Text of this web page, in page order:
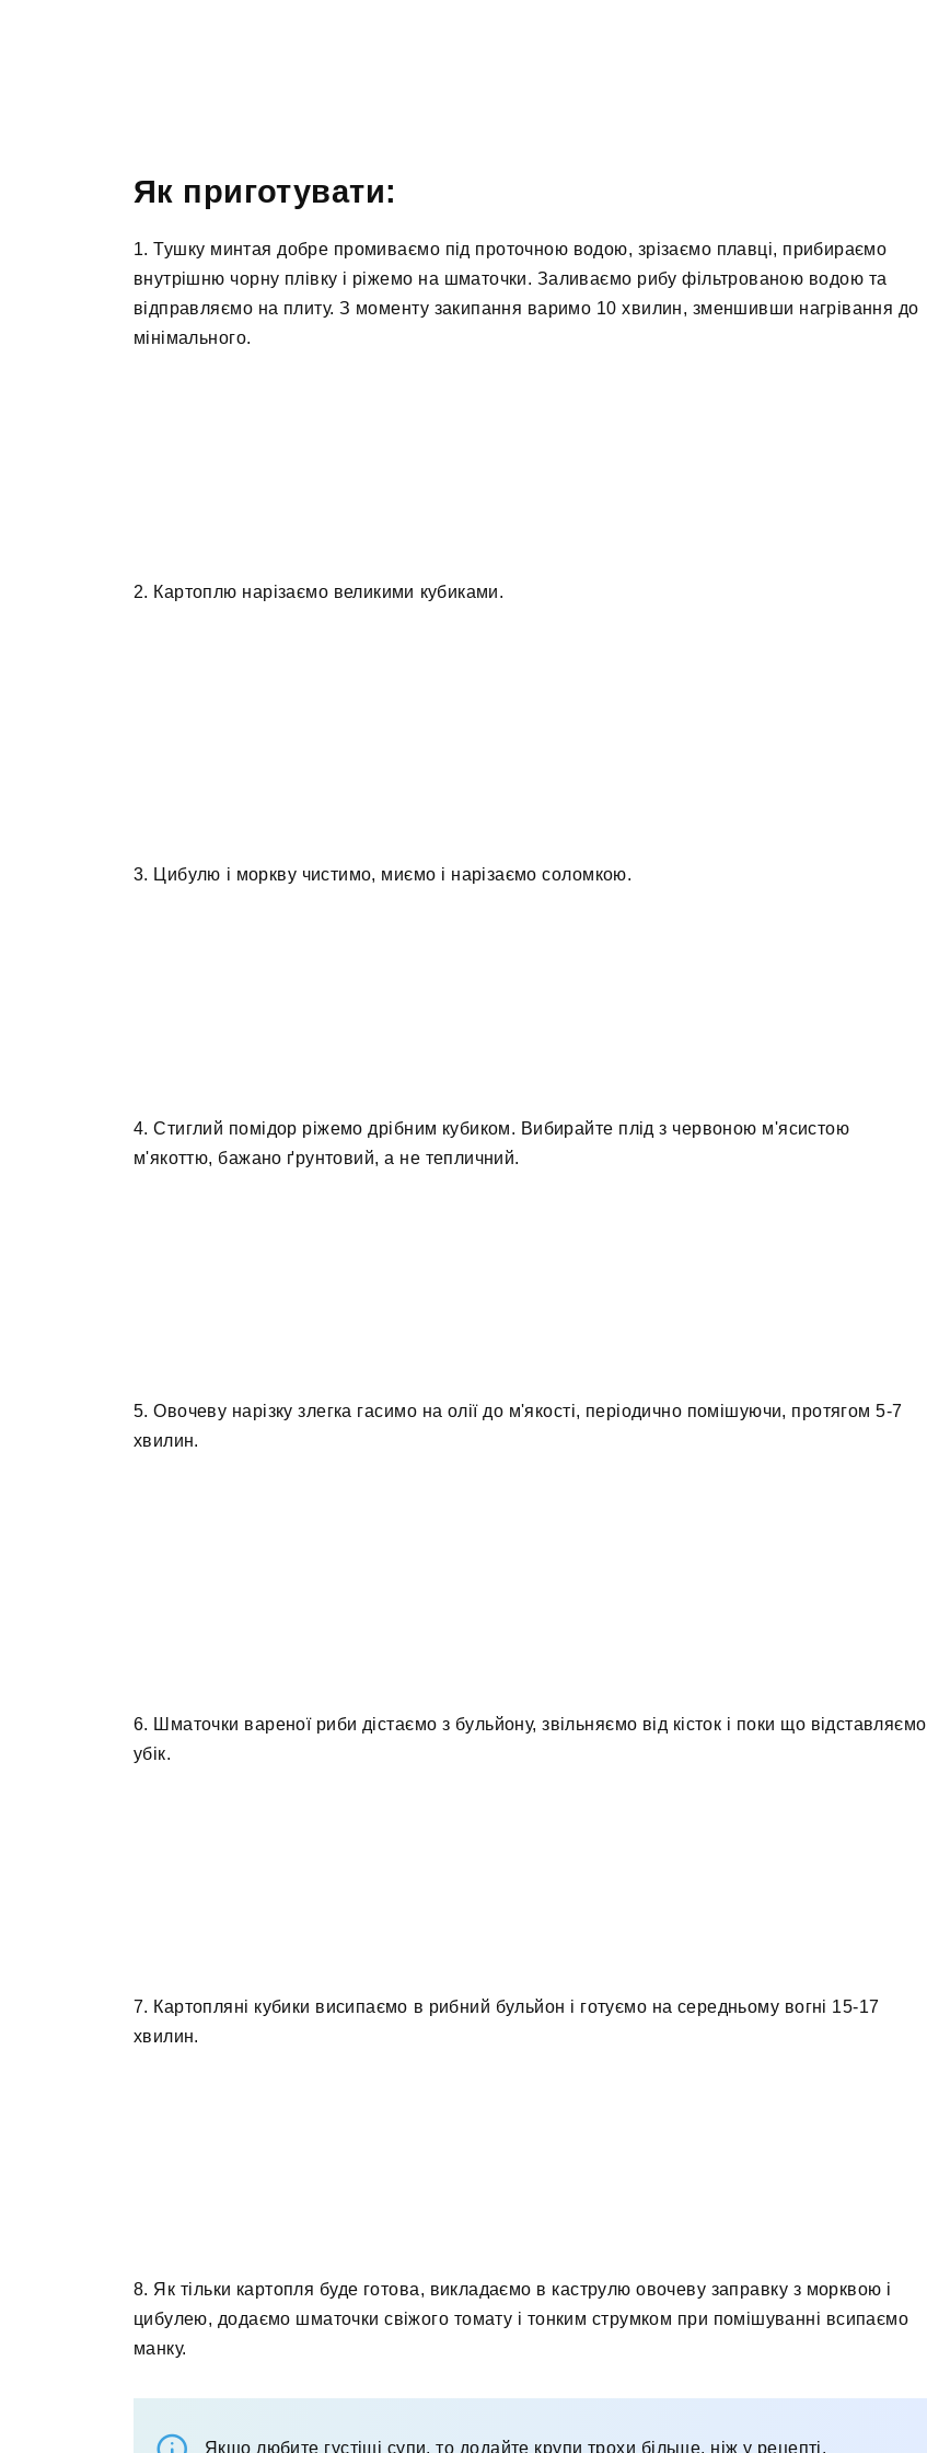
Як приготувати:
1. Тушку минтая добре промиваємо під проточною водою, зрізаємо плавці, прибираємо
внутрішню чорну плівку і ріжемо на шматочки. Заливаємо рибу фільтрованою водою та
відправляємо на плиту. З моменту закипання варимо 10 хвилин, зменшивши нагрівання до
мінімального.
2. Картоплю нарізаємо великими кубиками.
3. Цибулю і моркву чистимо, миємо і нарізаємо соломкою.
4. Стиглий помідор ріжемо дрібним кубиком. Вибирайте плід з червоною м'ясистою
м'якоттю, бажано ґрунтовий, а не тепличний.
5. Овочеву нарізку злегка гасимо на олії до м'якості, періодично помішуючи, протягом 5-7
хвилин.
6. Шматочки вареної риби дістаємо з бульйону, звільняємо від кісток і поки що відставляємо
убік.
7. Картопляні кубики висипаємо в рибний бульйон і готуємо на середньому вогні 15-17
хвилин.
8. Як тільки картопля буде готова, викладаємо в каструлю овочеву заправку з морквою і
цибулею, додаємо шматочки свіжого томату і тонким струмком при помішуванні всипаємо
манку.
Якщо любите густіші супи, то додайте крупи трохи більше, ніж у рецепті.